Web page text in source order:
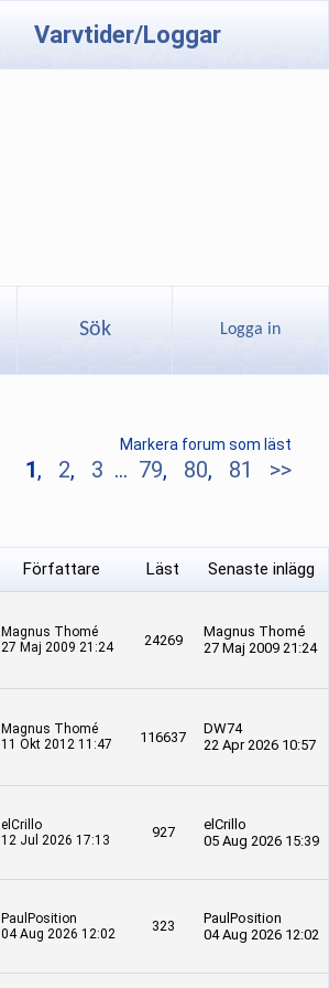
Varvtider/Loggar
Sök Logga in
Markera forum som läst
1, 2, 3 ... 79, 80, 81 >>
Författare Läst Senaste inlägg
Magnus Thomé
27 Maj 2009 21:24
24269
Magnus Thomé
27 Maj 2009 21:24
Magnus Thomé
11 Okt 2012 11:47
116637
DW74
22 Apr 2026 10:57
elCrillo
12 Jul 2026 17:13
927
elCrillo
05 Aug 2026 15:39
PaulPosition
04 Aug 2026 12:02
323
PaulPosition
04 Aug 2026 12:02